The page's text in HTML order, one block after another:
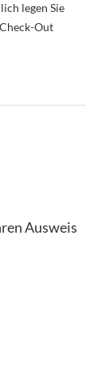
legen Sie
Out
Ausweis